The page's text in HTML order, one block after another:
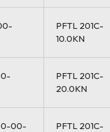
PFTL 201C-
10.0KN
PFTL 201C-
20.0KN
00-
PFTL 201C-